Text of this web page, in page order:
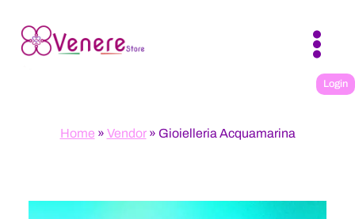
contenuto
Login
Home » Vendor» Gioielleria Acquamarina